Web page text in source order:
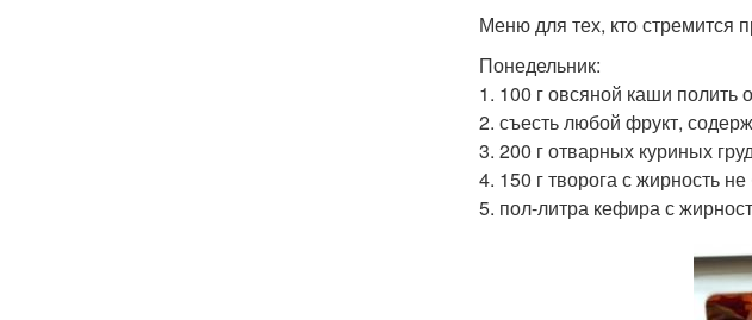
Меню для тех, кто стремится
Понедельник:
1. 100 г овсяной каши полить
2. съесть любой фрукт,
3. 200 г отварных куриных
4. 150 г творога с жирность
5. пол-литра кефира с